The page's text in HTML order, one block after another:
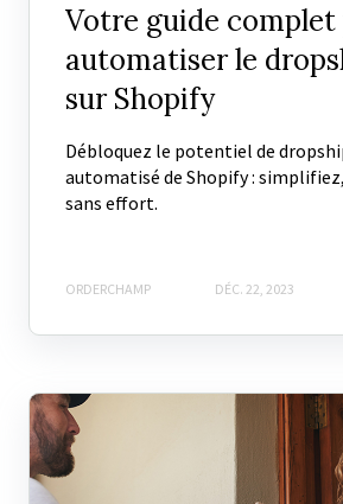
Votre guide
automatiser le
sur Shopify
Débloquez le potentiel de
automatisé de Shopify :
sans effort.
ORDERCHAMP DÉC. 22, 2023